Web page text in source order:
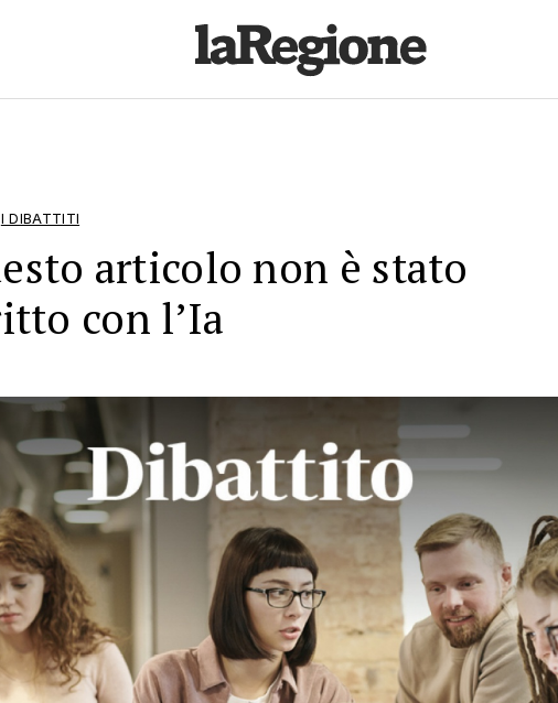
I DIBATTITI
articolo non è stato
con l’Ia